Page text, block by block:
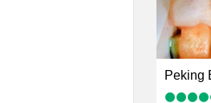
Peking